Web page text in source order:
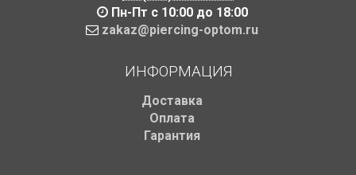
Пн-Пт с 10:00 до 18:00
zakaz@piercing-optom.ru
ИНФОРМАЦИЯ
Доставка
Оплата
Гарантия